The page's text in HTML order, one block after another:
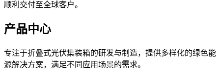
顺利交付至全球客户。
产品中心
专注于折叠式光伏集装箱的研发与制造，提供多样化的绿色能
源解决方案，满足不同应用场景的需求。